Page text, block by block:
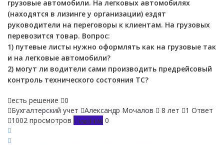
грузовые автомобили. На легковых автомобилях
(находятся в лизинге у организации) ездят
руководители на переговоры к клиентам. На грузовых
перевозится товар. Вопрос:
1) путевые листы нужно оформлять как на грузовые так
и на легковые автомобили?
2) могут ли водители сами производить предрейсовый
контроль технического состояния ТС?
есть решение
0
Бухгалтерский учет
Александр Мочалов 8 лет
1 Ответ
1002 просмотров Новичок 0